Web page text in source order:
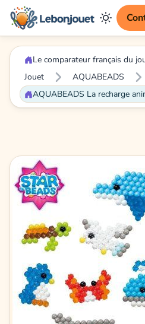
Le comparateur français du
Jouet
AQUABEADS
AQUABEADS La recharge